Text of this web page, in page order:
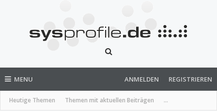
MENU
Heutige Themen Themen mit aktuellen Beiträgen ...
ANMELDEN REGISTRIEREN